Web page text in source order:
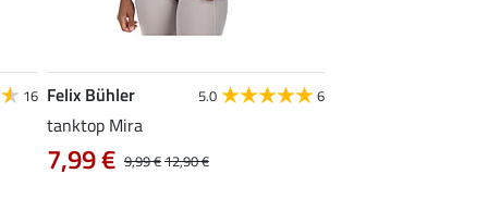
16 Felix Bühler 5.0 6
tanktop Mira
9,99 €12,90 €
7,99 €